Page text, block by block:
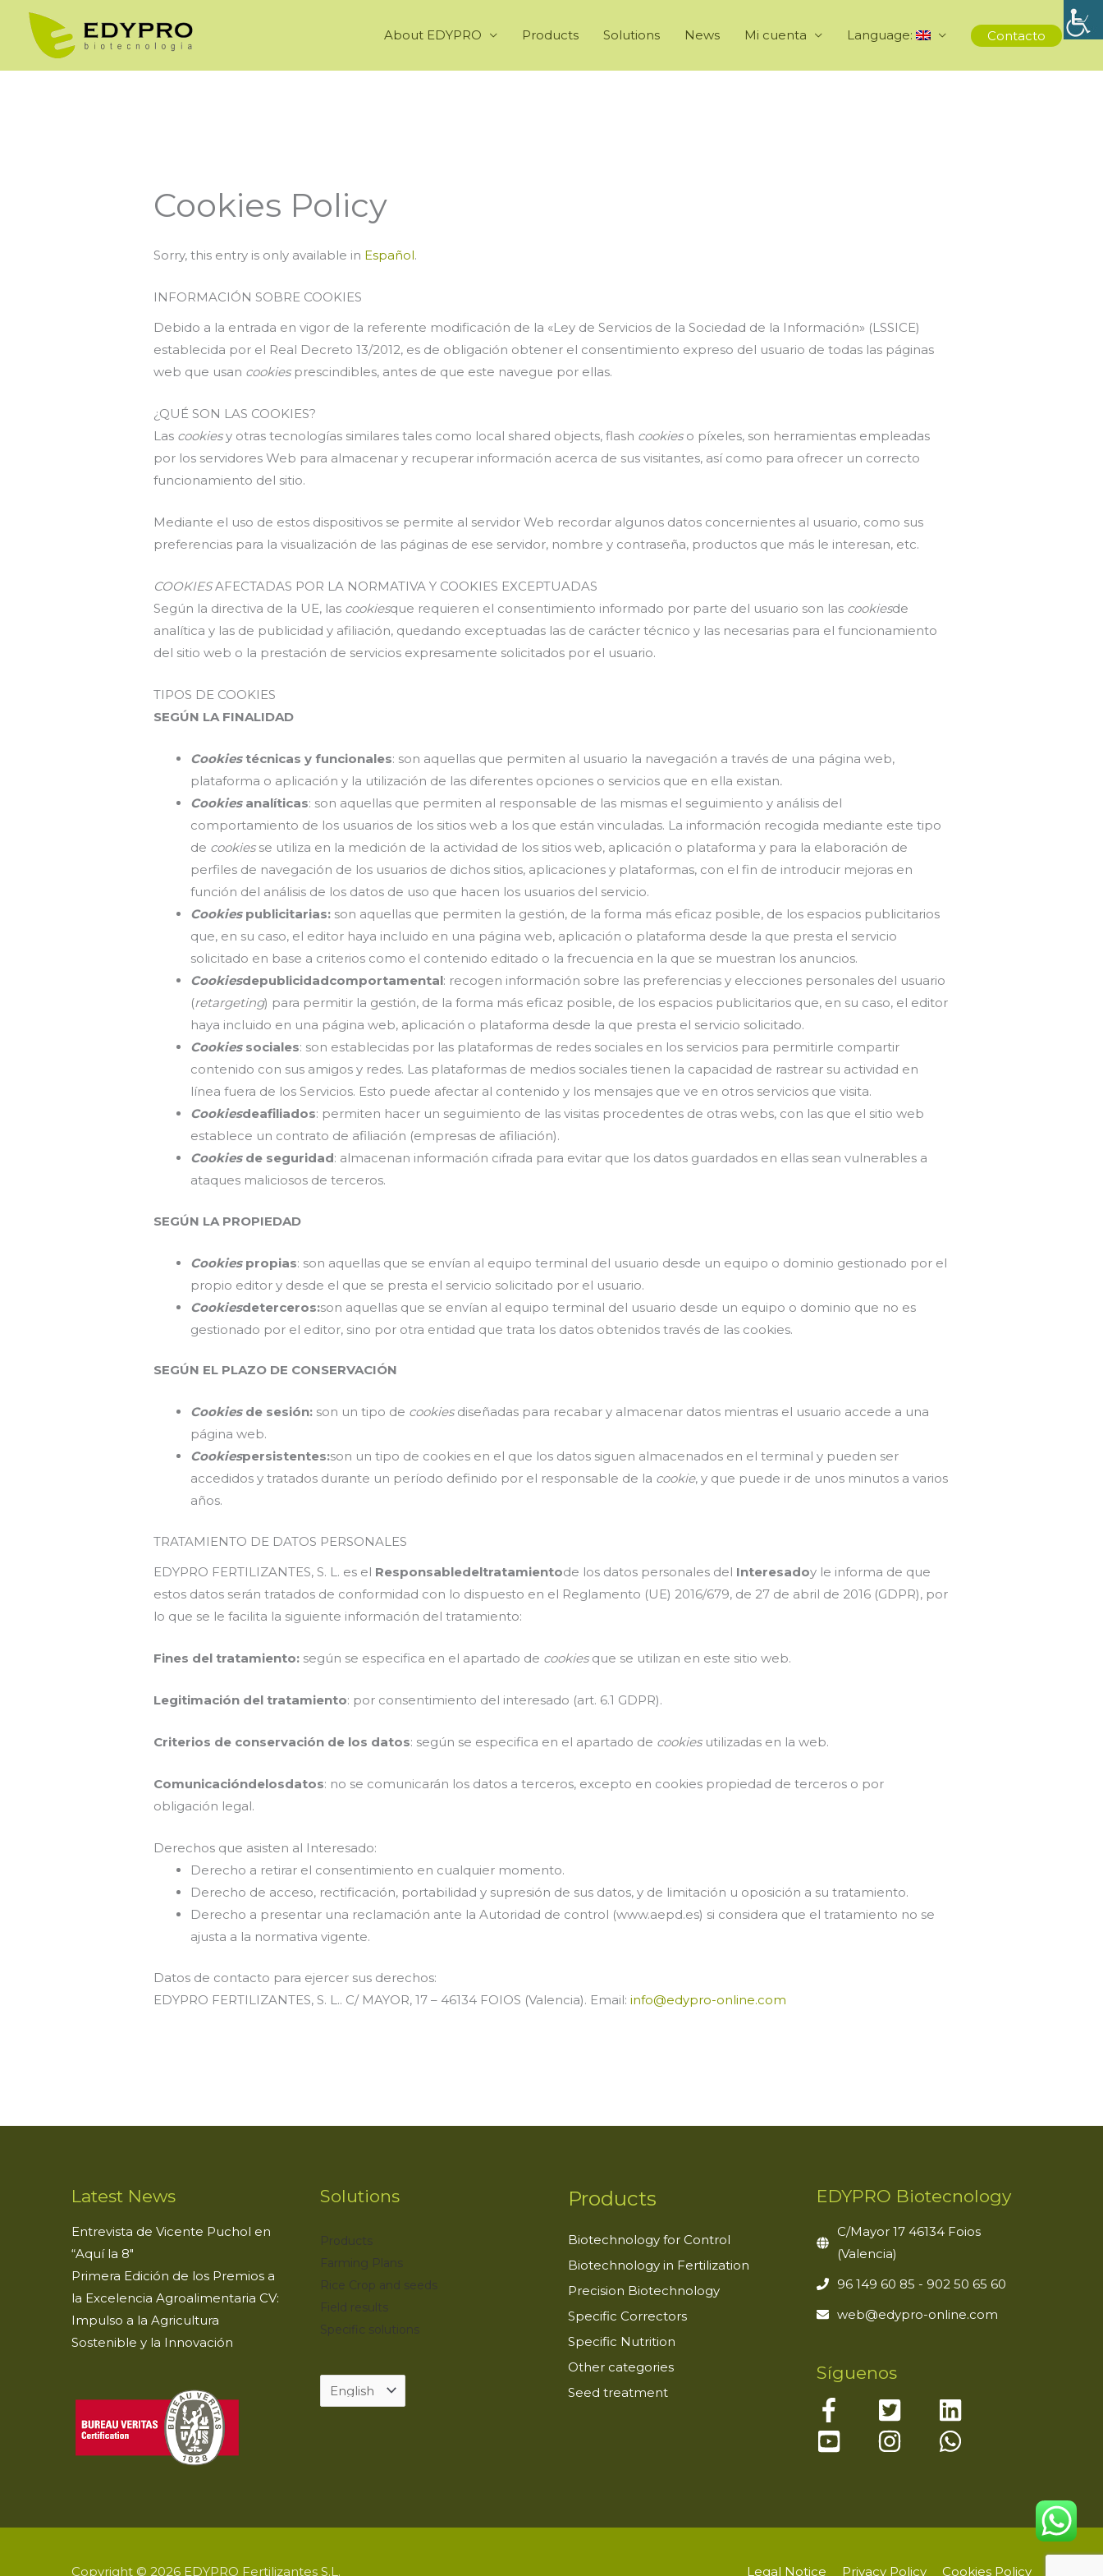
content
About EDYPRO Products Solutions News Mi cuenta Language: Contacto
Cookies Policy
Sorry, this entry is only available in Español.
INFORMACIÓN SOBRE COOKIES
Debido a la entrada en vigor de la referente modificación de la «Ley de Servicios de la Sociedad de la Información» (LSSICE)
establecida por el Real Decreto 13/2012, es de obligación obtener el consentimiento expreso del usuario de todas las páginas
web que usan cookies prescindibles, antes de que este navegue por ellas.
¿QUÉ SON LAS COOKIES?
Las cookiesy otras tecnologías similares tales como local shared objects, flash cookies o píxeles, son herramientas empleadas
por los servidores Web para almacenar y recuperar información acerca de sus visitantes, así como para ofrecer un correcto
funcionamiento del sitio.
Mediante el uso de estos dispositivos se permite al servidor Web recordar algunos datos concernientes al usuario, como sus
preferencias para la visualización de las páginas de ese servidor, nombre y contraseña, productos que más le interesan, etc.
COOKIESAFECTADAS POR LA NORMATIVA Y COOKIES EXCEPTUADAS
Según la directiva de la UE, las cookiesque requieren el consentimiento informado por parte del usuario son las cookiesde
analítica y las de publicidad y afiliación, quedando exceptuadas las de carácter técnico y las necesarias para el funcionamiento
del sitio web o la prestación de servicios expresamente solicitados por el usuario.
TIPOS DE COOKIES
SEGÚN LA FINALIDAD
Cookiestécnicas y funcionales: son aquellas que permiten al usuario la navegación a través de una página web,
plataforma o aplicación y la utilización de las diferentes opciones o servicios que en ella existan.
Cookies analíticas: son aquellas que permiten al responsable de las mismas el seguimiento y análisis del
comportamiento de los usuarios de los sitios web a los que están vinculadas. La información recogida mediante este tipo
de cookies se utiliza en la medición de la actividad de los sitios web, aplicación o plataforma y para la elaboración de
perfiles de navegación de los usuarios de dichos sitios, aplicaciones y plataformas, con el fin de introducir mejoras en
función del análisis de los datos de uso que hacen los usuarios del servicio.
Cookies publicitarias: son aquellas que permiten la gestión, de la forma más eficaz posible, de los espacios publicitarios
que, en su caso, el editor haya incluido en una página web, aplicación o plataforma desde la que presta el servicio
solicitado en base a criterios como el contenido editado o la frecuencia en la que se muestran los anuncios.
Cookiesdepublicidadcomportamental: recogen información sobre las preferencias y elecciones personales del usuario
(retargeting) para permitir la gestión, de la forma más eficaz posible, de los espacios publicitarios que, en su caso, el editor
haya incluido en una página web, aplicación o plataforma desde la que presta el servicio solicitado.
Cookies sociales: son establecidas por las plataformas de redes sociales en los servicios para permitirle compartir
contenido con sus amigos y redes. Las plataformas de medios sociales tienen la capacidad de rastrear su actividad en
línea fuera de los Servicios. Esto puede afectar al contenido y los mensajes que ve en otros servicios que visita.
Cookiesdeafiliados: permiten hacer un seguimiento de las visitas procedentes de otras webs, con las que el sitio web
establece un contrato de afiliación (empresas de afiliación).
Cookies de seguridad: almacenan información cifrada para evitar que los datos guardados en ellas sean vulnerables a
ataques maliciosos de terceros.
SEGÚN LA PROPIEDAD
Cookies propias: son aquellas que se envían al equipo terminal del usuario desde un equipo o dominio gestionado por el
propio editor y desde el que se presta el servicio solicitado por el usuario.
Cookiesdeterceros:son aquellas que se envían al equipo terminal del usuario desde un equipo o dominio que no es
gestionado por el editor, sino por otra entidad que trata los datos obtenidos través de las cookies.
SEGÚN EL PLAZO DE CONSERVACIÓN
Cookies de sesión: son un tipo de cookies diseñadas para recabar y almacenar datos mientras el usuario accede a una
página web.
Cookiespersistentes:son un tipo de cookies en el que los datos siguen almacenados en el terminal y pueden ser
accedidos y tratados durante un período definido por el responsable de la cookie, y que puede ir de unos minutos a varios
años.
TRATAMIENTO DE DATOS PERSONALES
EDYPRO FERTILIZANTES, S. L. es el Responsabledeltratamientode los datos personales del Interesadoy le informa de que
estos datos serán tratados de conformidad con lo dispuesto en el Reglamento (UE) 2016/679, de 27 de abril de 2016 (GDPR), por
lo que se le facilita la siguiente información del tratamiento:
Fines del tratamiento: según se especifica en el apartado de cookies que se utilizan en este sitio web.
Legitimación del tratamiento: por consentimiento del interesado (art. 6.1 GDPR).
Criterios de conservación de los datos: según se especifica en el apartado de cookies utilizadas en la web.
Comunicacióndelosdatos: no se comunicarán los datos a terceros, excepto en cookies propiedad de terceros o por
obligación legal.
Derechos que asisten al Interesado:
Derecho a retirar el consentimiento en cualquier momento.
Derecho de acceso, rectificación, portabilidad y supresión de sus datos, y de limitación u oposición a su tratamiento.
Derecho a presentar una reclamación ante la Autoridad de control (www.aepd.es) si considera que el tratamiento no se
ajusta a la normativa vigente.
Datos de contacto para ejercer sus derechos:
EDYPRO FERTILIZANTES, S. L.. C/ MAYOR, 17 – 46134 FOIOS (Valencia). Email:info@edypro-online.com
Latest News
Entrevista de Vicente Puchol en
“Aquí la 8″
Primera Edición de los Premios a
la Excelencia Agroalimentaria CV:
Impulso a la Agricultura
Sostenible y la Innovación
Solutions
Products
Farming Plans
Rice Crop and seeds
Field results
Specific solutions
Products
Biotechnology for Control
Biotechnology in Fertilization
Precision Biotechnology
Specific Correctors
Specific Nutrition
Other categories
Seed treatment
EDYPRO Biotecnology
C/Mayor 17 46134 Foios
(Valencia)
96 149 60 85 - 902 50 65 60
web@edypro-online.com
Síguenos
Copyright © 2026 EDYPRO Fertilizantes S.L. Legal Notice Privacy Policy Cookies Policy